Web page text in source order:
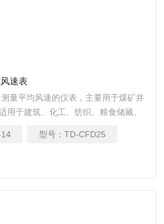
速表
量平均风速的仪表，主要用于煤矿井
用于建筑、化工、纺织、粮食储藏、
型号： TD-CFD25